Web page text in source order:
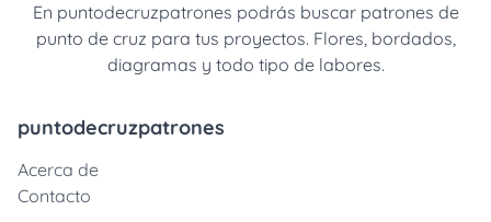
En puntodecruzpatrones podrás buscar patrones de
punto de cruz para tus proyectos. Flores, bordados,
diagramas y todo tipo de labores.
puntodecruzpatrones
Acerca de
Contacto